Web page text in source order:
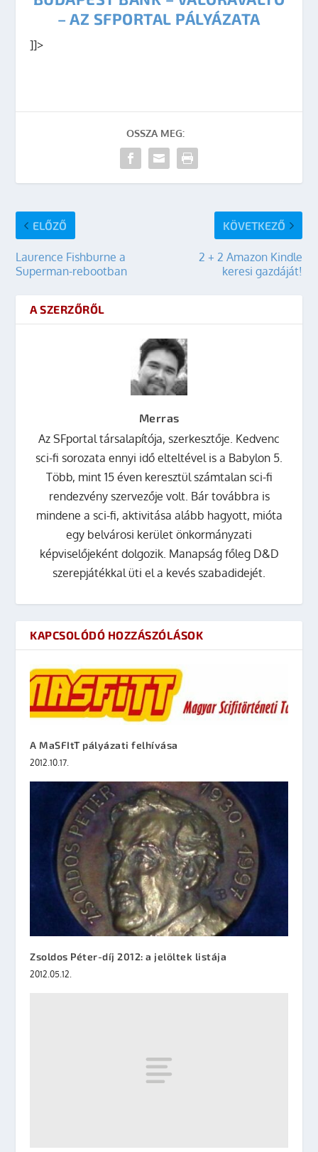
– AZ SFPORTAL PÁLYÁZATA
]]>
OSSZA MEG:
ELŐZŐ
Laurence Fishburne a
Superman-rebootban
KÖVETKEZŐ
2 + 2 Amazon Kindle
keresi gazdáját!
A SZERZŐRŐL
Merras
Az SFportal társalapítója, szerkesztője. Kedvenc
sci-fi sorozata ennyi idő elteltével is a Babylon 5.
Több, mint 15 éven keresztül számtalan sci-fi
rendezvény szervezője volt. Bár továbbra is
mindene a sci-fi, aktivitása alább hagyott, mióta
egy belvárosi kerület önkormányzati
képviselőjeként dolgozik. Manapság főleg D&D
szerepjátékkal üti el a kevés szabadidejét.
KAPCSOLÓDÓ HOZZÁSZÓLÁSOK
A MaSFItT pályázati felhívása
2012.10.17.
Zsoldos Péter-díj 2012: a jelöltek listája
2012.05.12.